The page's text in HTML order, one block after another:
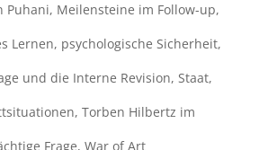
Puhani, Meilensteine im Follow-up,
Lernen, psychologische Sicherheit,
und die Interne Revision, Staat,
, Torben Hilbertz im
Frage, War of Art